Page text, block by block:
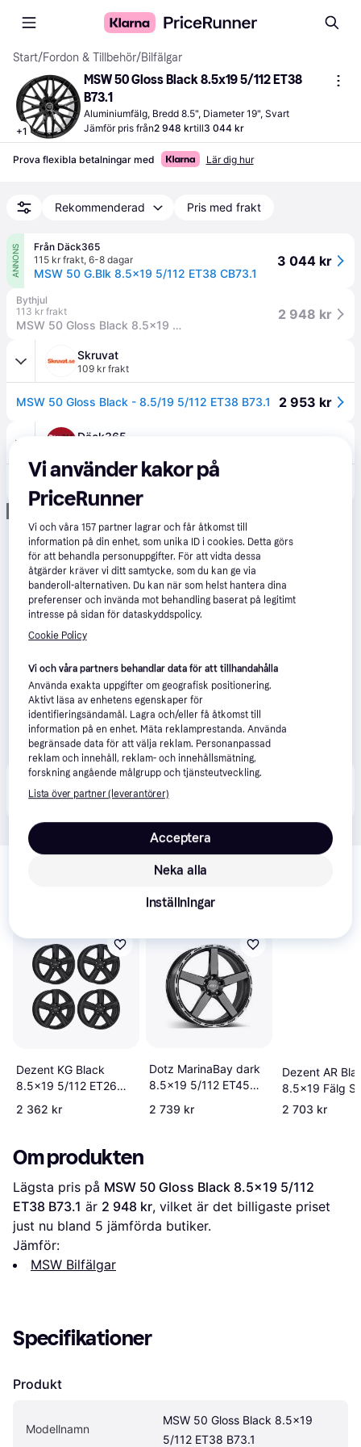
Start/Fordon & Tillbehör/Bilfälgar
+1
MSW 50 Gloss Black 8.5x19 5/112 ET38
B73.1
Aluminiumfälg, Bredd 8.5", Diameter 19", Svart
Jämför pris från2 948 krtill3 044 kr
Prova flexibla betalningar med Lär dig hur
Rekommenderad Pris med frakt
ANNONS
Från Däck365
115 kr frakt, 6-8 dagar
MSW 50 G.Blk 8.5x19 5/112 ET38 CB73.1
3 044 kr
Bythjul
113 kr frakt
MSW 50 Gloss Black 8.5x19 5/112 ET38 B73.1 (8.5x19 5/112 ET38 B73.1)
2 948 kr
Skruvat
109 kr frakt
MSW 50 Gloss Black - 8.5/19 5/112 ET38 B73.1 2 953 kr
Däck365
MSW 50 G.Blk 8.5x19 5/112 ET38 CB73.1
Annons
Produkten finns även hos 1 butik som valt att inte
samarbeta med PriceRunner.
Relaterade produkter
Dezent KG Black
8.5x19 5/112 ET26
B66
2 362 kr
Dotz MarinaBay dark
8.5x19 5/112 ET45
2 739 kr
Dezent AR
8.5x19 Fälg
2 703 kr
Om produkten
Lägsta pris på MSW 50 Gloss Black 8.5x19 5/112
ET38 B73.1 är 2 948 kr, vilket är det billigaste priset
just nu bland 5 jämförda butiker.
Jämför:
MSW Bilfälgar
Specifikationer
Produkt
Modellnamn
MSW 50 Gloss Black 8.5x19
5/112 ET38 B73.1
Vi använder kakor på
PriceRunner
Vi och våra157 partner lagrar och får åtkomst till
information på din enhet, som unika ID i cookies. Detta görs
för att behandla personuppgifter. För att vidta dessa
åtgärder kräver vi ditt samtycke, som du kan ge via
banderoll-alternativen. Du kan när som helst hantera dina
preferenser och invända mot behandling baserat på legitimt
intresse på sidan för dataskyddspolicy.
Cookie Policy
Vi och våra partners behandlar data för att tillhandahålla
Använda exakta uppgifter om geografisk positionering.
Aktivt läsa av enhetens egenskaper för
identifieringsändamål. Lagra och/eller få åtkomst till
information på en enhet. Mäta reklamprestanda. Använda
begränsade data för att välja reklam. Personanpassad
reklam och innehåll, reklam- och innehållsmätning,
forskning angående målgrupp och tjänsteutveckling.
Lista över partner (leverantörer)
Neka alla
Acceptera
Inställningar